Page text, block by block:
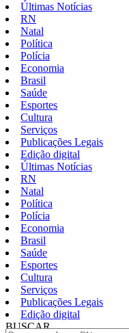
Últimas Notícias
RN
Natal
Política
Polícia
Economia
Brasil
Saúde
Esportes
Cultura
Serviços
Publicações Legais
Edição digital
Últimas Notícias
RN
Natal
Política
Polícia
Economia
Brasil
Saúde
Esportes
Cultura
Serviços
Publicações Legais
Edição digital
BUSCAR